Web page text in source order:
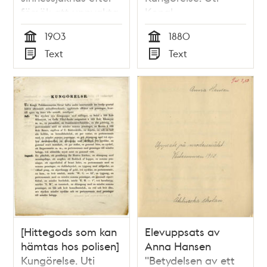
försök att uppvakta
kungen – sjukjournal
1903
Tid
1903
Typ
Text
Kongl.
Poliskammarens
förvar hafva under
innevarande års
första qvartal blifvit
aflemnade nedan
hvartill egare ännu
icke sig anmält,
Tid
1880
Typ
Text
[Hittegods som kan
hämtas hos polisen]
Kungörelse. Uti
Elevuppsats av
Anna Hansen
"Betydelsen av ett